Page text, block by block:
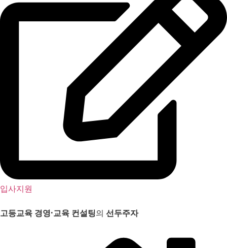
입사지원
고등교육 경영·교육 컨설팅의 선두주자